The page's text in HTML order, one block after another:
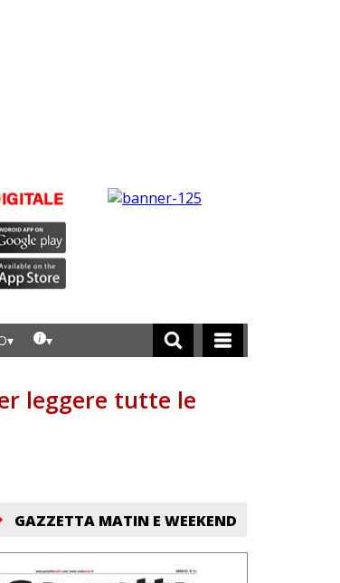
leggere tutte le
GAZZETTA MATIN E WEEKEND